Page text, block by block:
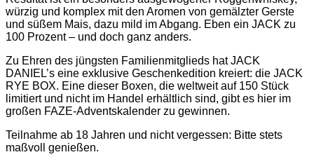
würzig und komplex mit den Aromen von gemälzter Gerste
und süßem Mais, dazu mild im Abgang. Eben ein JACK zu
100 Prozent – und doch ganz anders.
Zu Ehren des jüngsten Familienmitglieds hat JACK
DANIEL’s eine exklusive Geschenkedition kreiert: die JACK
RYE BOX. Eine dieser Boxen, die weltweit auf 150 Stück
limitiert und nicht im Handel erhältlich sind, gibt es hier im
großen FAZE-Adventskalender zu gewinnen.
Teilnahme ab 18 Jahren und nicht vergessen: Bitte stets
maßvoll genießen.